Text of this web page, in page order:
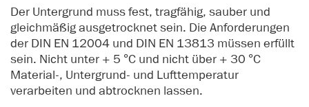
Der Untergrund muss fest, tragfähig, sauber und
gleichmäßig ausgetrocknet sein. Die Anforderungen
der DIN EN 12004 und DIN EN 13813 müssen erfüllt
sein. Nicht unter + 5 °C und nicht über + 30 °C
Material-, Untergrund- und Lufttemperatur
verarbeiten und abtrocknen lassen.